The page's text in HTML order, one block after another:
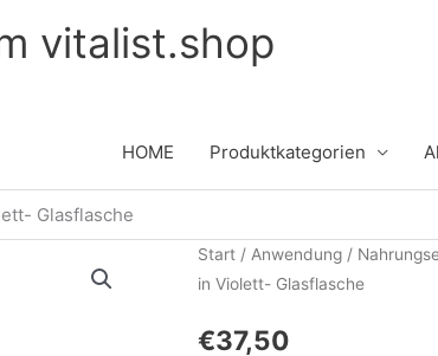
vitalist.shop
HOME Produktkategorien
Glasflasche
Start / Anwendung /
in Violett- Glasflasche
€37,50